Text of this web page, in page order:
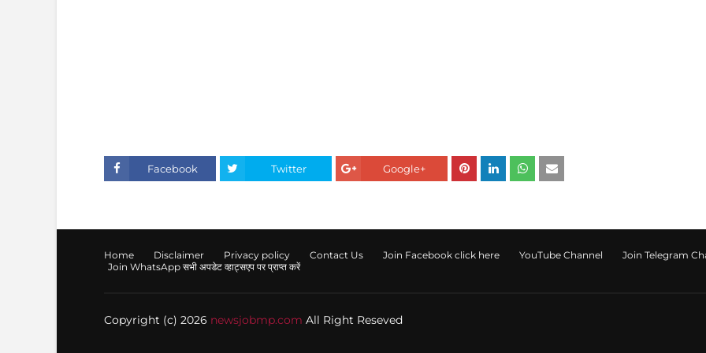
Facebook Twitter Google+
Home Disclaimer Privacy policy Contact Us Join Facebook click here YouTube Channel
Join Telegram
Join WhatsApp सभी अपडेट व्हाट्सएप पर प्राप्त करें
Copyright (c) 2026 newsjobmp.com All Right Reseved